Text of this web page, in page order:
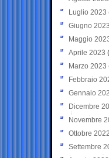
Luglio 2023
Giugno 2023
Maggio
Aprile 2023
Marzo 2023
Febbraio
Gennaio
Dicembre
Novembre
Ottobre 2022
Settembre